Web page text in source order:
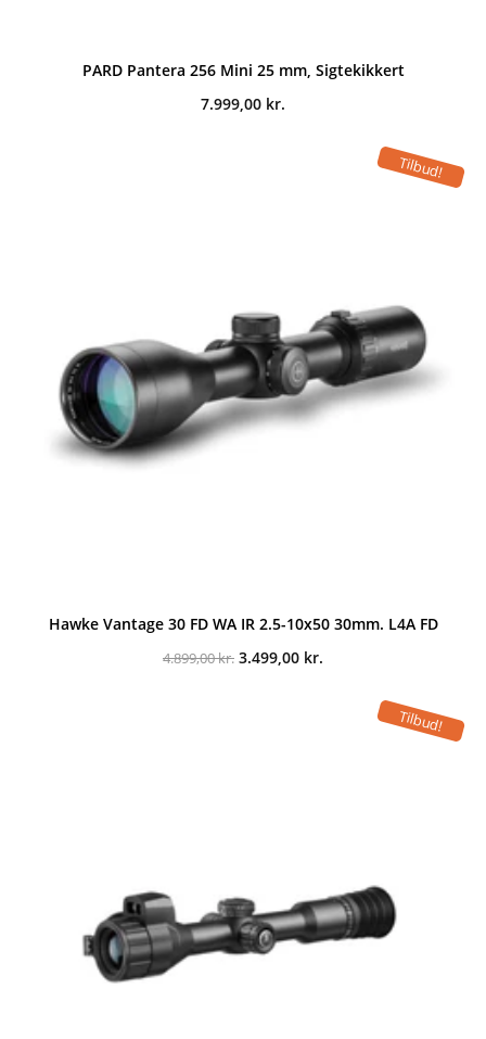
PARD Pantera 256 Mini 25 mm, Sigtekikkert
7.999,00 kr.
Tilbud!
Hawke Vantage 30 FD WA IR 2.5-10x50 30mm. L4A FD
4.899,00kr. Den
3.499,00 kr.
3.499,00 kr..Tilbud!